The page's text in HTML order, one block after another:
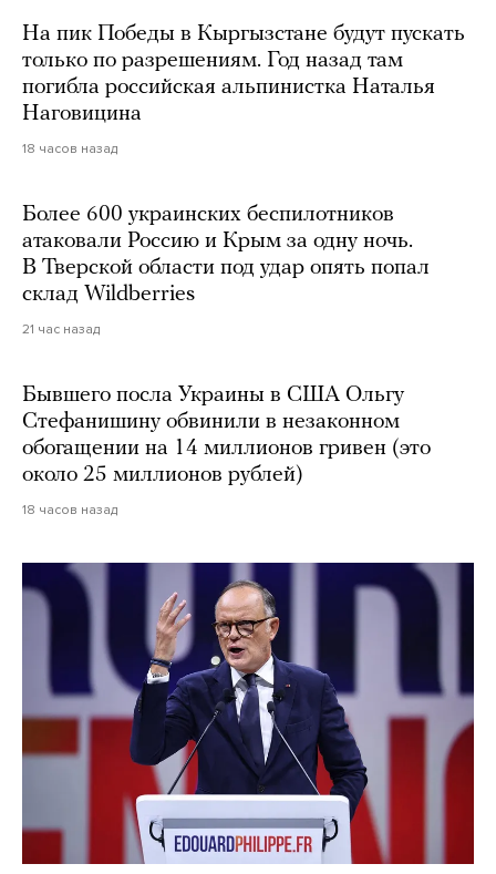
На пик Победы в Кыргызстане будут пускать
только по разрешениям. Год назад там
погибла российская альпинистка Наталья
Наговицина
18 часов назад
Более 600 украинских беспилотников
атаковали Россию и Крым за одну ночь.
В Тверской области под удар опять попал
склад Wildberries
21 час назад
Бывшего посла Украины в США Ольгу
Стефанишину обвинили в незаконном
обогащении на 14 миллионов гривен (это
около 25 миллионов рублей)
18 часов назад